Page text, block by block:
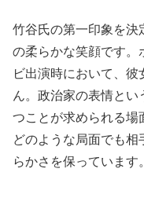
竹谷氏の第一印象を決
の柔らかな笑顔です。
ビ出演時において、
ん。政治家の表情と
つことが求められる場
どのような局面でも
らかさを保っています。